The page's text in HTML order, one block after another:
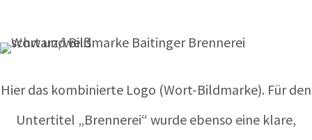
Hier das kombinierte Logo (Wort-Bildmarke). Für den
Untertitel „Brennerei“ wurde ebenso eine klare,